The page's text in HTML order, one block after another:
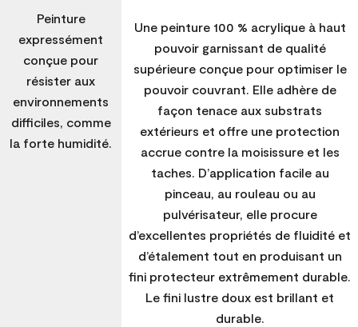
Peinture
expressément
conçue pour
résister aux
environnements
difficiles, comme
la forte humidité.
Une peinture 100 % acrylique à haut
pouvoir garnissant de qualité
supérieure conçue pour optimiser le
pouvoir couvrant. Elle adhère de
façon tenace aux substrats
extérieurs et offre une protection
accrue contre la moisissure et les
taches. D’application facile au
pinceau, au rouleau ou au
pulvérisateur, elle procure
d’excellentes propriétés de fluidité et
d’étalement tout en produisant un
fini protecteur extrêmement durable.
Le fini lustre doux est brillant et
durable.